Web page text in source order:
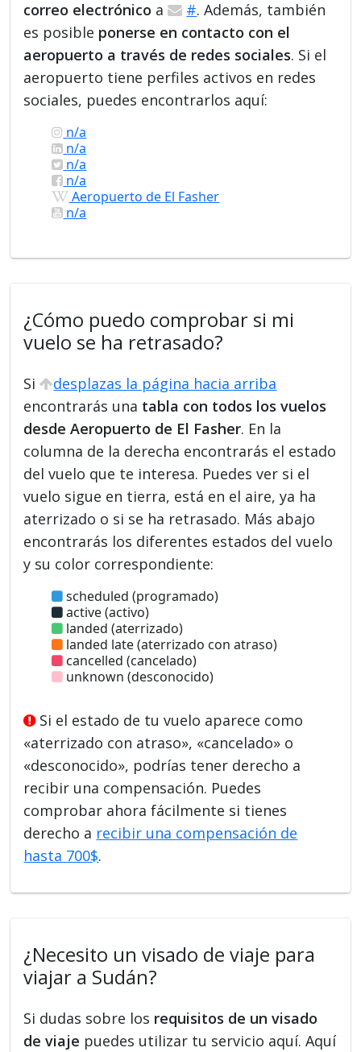
correo electrónico a #. Además, también
es posible ponerse en contacto con el
aeropuerto a través de redes sociales. Si el
aeropuerto tiene perfiles activos en redes
sociales, puedes encontrarlos aquí:
n/a
n/a
n/a
n/a
Aeropuerto de El Fasher
n/a
¿Cómo puedo comprobar si mi
vuelo se ha retrasado?
Si
desplazas la página hacia arriba
encontrarás una tabla con todos los vuelos
desde Aeropuerto de El Fasher. En la
columna de la derecha encontrarás el estado
del vuelo que te interesa. Puedes ver si el
vuelo sigue en tierra, está en el aire, ya ha
aterrizado o si se ha retrasado. Más abajo
encontrarás los diferentes estados del vuelo
y su color correspondiente:
scheduled (programado)
active (activo)
landed (aterrizado)
landed late (aterrizado con atraso)
cancelled (cancelado)
unknown (desconocido)
Si el estado de tu vuelo aparece como
«aterrizado con atraso», «cancelado» o
«desconocido», podrías tener derecho a
recibir una compensación. Puedes
comprobar ahora fácilmente si tienes
derecho a recibir una compensación de
hasta 700$.
¿Necesito un visado de viaje para
viajar a Sudán?
Si dudas sobre los requisitos de un visado
de viaje puedes utilizar tu servicio aquí. Aquí